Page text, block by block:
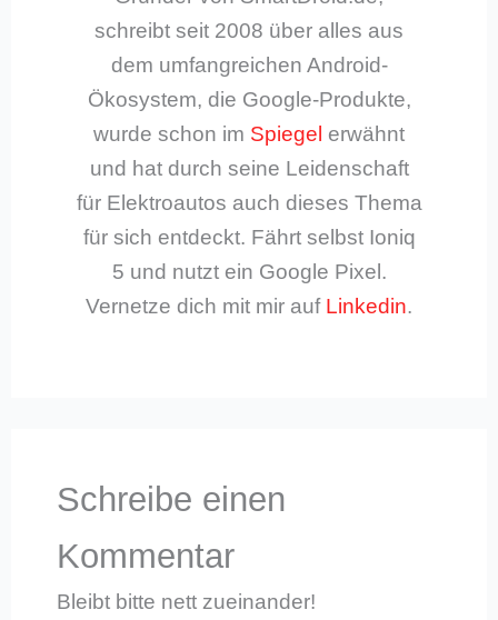
schreibt seit 2008 über alles aus
dem umfangreichen Android-
Ökosystem, die Google-Produkte,
wurde schon im Spiegel erwähnt
und hat durch seine Leidenschaft
für Elektroautos auch dieses Thema
für sich entdeckt. Fährt selbst Ioniq
5 und nutzt ein Google Pixel.
Vernetze dich mit mir auf Linkedin.
Schreibe einen
Kommentar
Bleibt bitte nett zueinander!